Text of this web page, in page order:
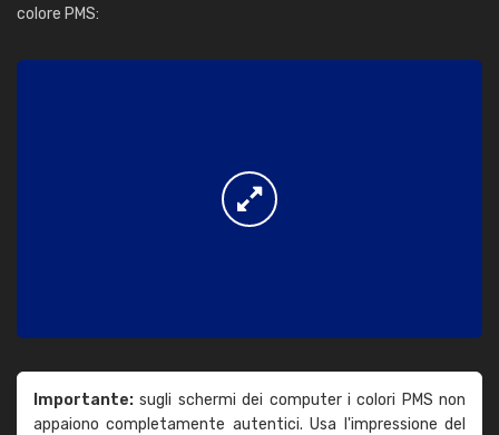
colore PMS:
Importante: sugli schermi dei computer i colori PMS non
appaiono completamente autentici. Usa l'impressione del